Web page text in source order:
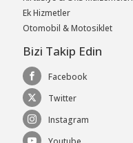
Ek Hizmetler
Otomobil & Motosiklet
Bizi Takip Edin
Facebook
Twitter
Instagram